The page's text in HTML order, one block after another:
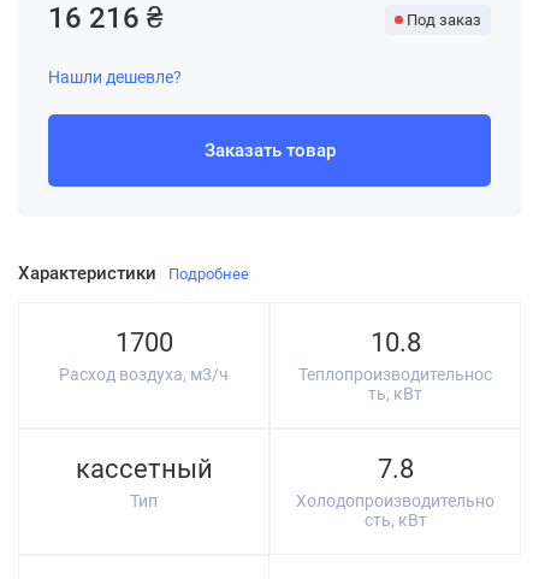
Характеристики Подробнее
1700
Расход воздуха, м3/ч
10.8
Теплопроизводительнос
ть, кВт
кассетный
Тип
7.8
Холодопроизводительно
сть, кВт
16 216 ₴ Под заказ
Нашли дешевле?
Заказать товар